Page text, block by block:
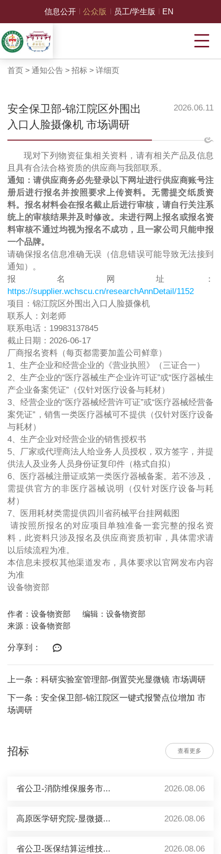
信息公开 公众版 员工/学生版 EN
首页 > 通知公告> 招标> 详细页
安全保卫部-锦江院区外围出
入口人脸摄像机 市场调研
2026.06.11
现对下列物资征集相关资料，请有相关产品及信息
且具有合法合格资质的供应商与我部联系。
通知：请供应商务必先登录以下网址进行供应商账号注
册后进行报名并按照要求上传资料。无需提交纸质资
料。报名材料会在报名截止后进行审核，请自行关注系
统上的审核结果并及时修改。未进行网上报名或报名资
料审核不通过均视为报名不成功，且一家公司只能申报
一个品牌。
请确保报名信息准确无误（信息错误可能导致无法接到
通知）。
报名网址：
https://supplier.wchscu.cn/researchAnnDetail/1152
项目：锦江院区外围出入口人脸摄像机
联系人：刘老师
联系电话：19983137845
截止日期：2026-06-17
厂商报名资料（每页都需要加盖公司鲜章）
1、生产企业和经营企业的《营业执照》（三证合一）
2、生产企业的“医疗器械生产企业许可证”或“医疗器械生
产企业备案凭证”（仅针对医疗设备与耗材）
3、经营企业的“医疗器械经营许可证”或“医疗器械经营备
案凭证”，销售一类医疗器械可不提供（仅针对医疗设备
与耗材）
4、生产企业对经营企业的销售授权书
5、厂家或代理商法人给业务人员授权，双方签字，并提
供法人及业务人员身份证复印件（格式自拟）
6、医疗器械注册证或第一类医疗器械备案。若不涉及，
需提供官方的非医疗器械说明（仅针对医疗设备与耗
材）
7、医用耗材类需提供四川省药械平台挂网截图
请按照所报名的对应项目单独准备一套完整的报名资
料，此资料只涉及报名及供应商资质初审，具体需求请
以后续流程为准。
本信息未授权其他渠道发布，具体要求以官网发布内容
为准
设备物资部
作者：设备物资部
编辑：设备物资部
来源：设备物资部
分享到：
上一条：科研实验室管理部-倒置荧光显微镜 市场调研
下一条：安全保卫部-锦江院区一键式报警点位增加 市
场调研
招标 查看更多
省公卫-消防维保服务市... 2026.08.06
高原医学研究院-显微摄... 2026.08.06
省公卫-医保结算运维技... 2026.08.06